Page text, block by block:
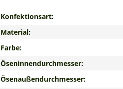
Konfektionsart:
Material:
Farbe:
Öseninnendurchmesser:
Ösenaußendurchmesser: